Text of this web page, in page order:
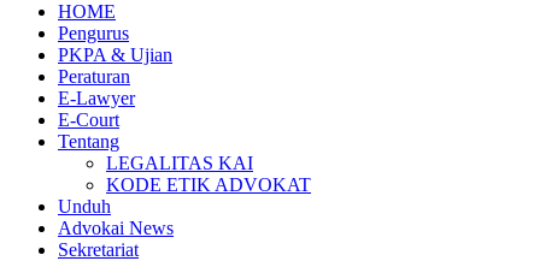
HOME
Pengurus
PKPA & Ujian
Peraturan
E-Lawyer
E-Court
Tentang
LEGALITAS KAI
KODE ETIK ADVOKAT
Unduh
Advokai News
Sekretariat